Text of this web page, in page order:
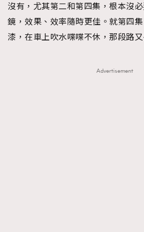
沒有，尤其第二和第四集，根本沒
鏡，效果、效率隨時更佳。就第四
漆，在車上吹水喋喋不休，那段路
Advertisement